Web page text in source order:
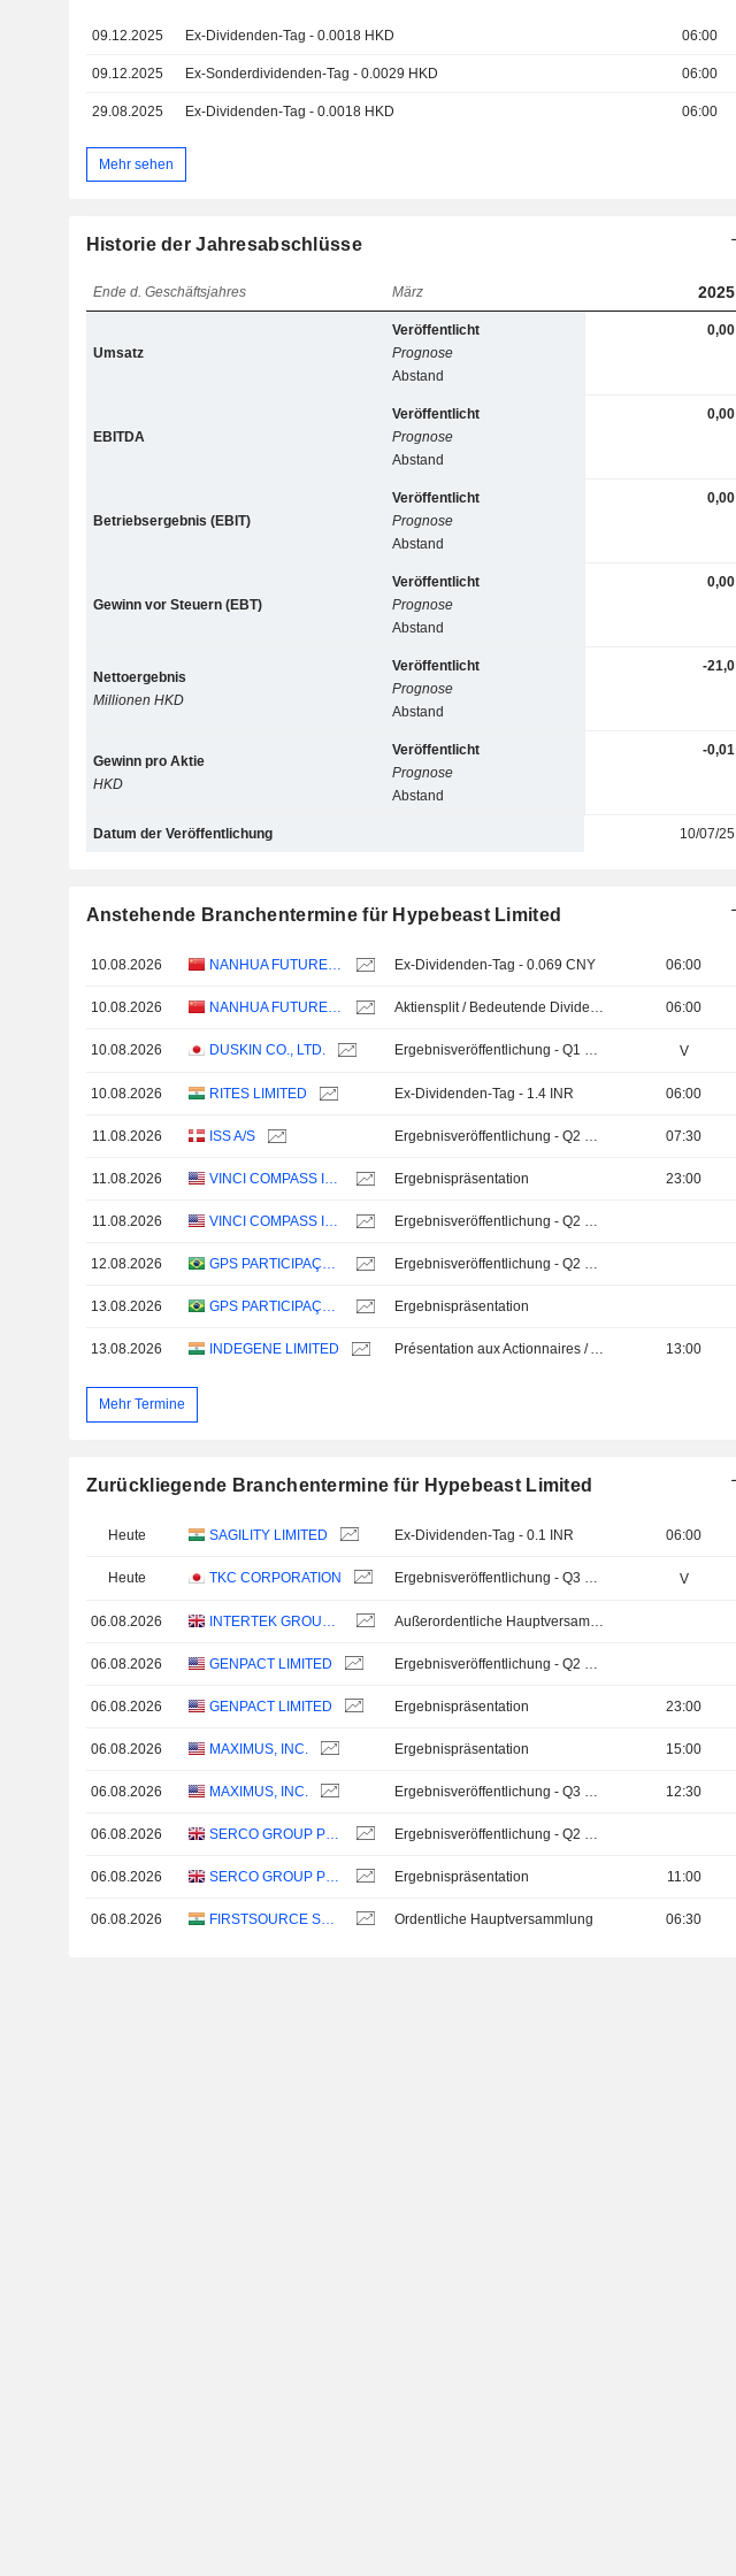
09.12.2025 Ex-Dividenden-Tag - 0.0018 HKD 06:00
09.12.2025 Ex-Sonderdividenden-Tag - 0.0029 HKD 06:00
29.08.2025 Ex-Dividenden-Tag - 0.0018 HKD 06:00
Mehr sehen
Historie der Jahresabschlüsse
Ende d. Geschäftsjahres März 2025
Umsatz
Veröffentlicht
Prognose
Abstand
0,00
EBITDA
Veröffentlicht
Prognose
Abstand
0,00
Betriebsergebnis (EBIT)
Veröffentlicht
Prognose
Abstand
0,00
Gewinn vor Steuern (EBT)
Veröffentlicht
Prognose
Abstand
0,00
Nettoergebnis
Millionen HKD
Veröffentlicht
Prognose
Abstand
-21,0
Gewinn pro Aktie
HKD
Veröffentlicht
Prognose
Abstand
-0,01
Datum der Veröffentlichung 10/07/25
Anstehende Branchentermine für Hypebeast Limited
10.08.2026 NANHUA FUTURES CO., LTD. Ex-Dividenden-Tag - 0.069 CNY 06:00
10.08.2026 NANHUA FUTURES CO., LTD. Aktiensplit / Bedeutende Dividende 06:00
10.08.2026 DUSKIN CO., LTD. Ergebnisveröffentlichung - Q1 2027 V
10.08.2026 RITES LIMITED Ex-Dividenden-Tag - 1.4 INR 06:00
11.08.2026 ISS A/S Ergebnisveröffentlichung - Q2 2026 07:30
11.08.2026 VINCI COMPASS INVESTMENTS LTD. Ergebnispräsentation 23:00
11.08.2026 VINCI COMPASS INVESTMENTS LTD. Ergebnisveröffentlichung - Q2 2026
12.08.2026 GPS PARTICIPAÇÕES E EMPREENDIMENTOS S.A. Ergebnisveröffentlichung - Q2 2026
13.08.2026 GPS PARTICIPAÇÕES E EMPREENDIMENTOS S.A. Ergebnispräsentation
13.08.2026 INDEGENE LIMITED Présentation aux Actionnaires / Analystes 13:00
Mehr Termine
Zurückliegende Branchentermine für Hypebeast Limited
Heute SAGILITY LIMITED Ex-Dividenden-Tag - 0.1 INR 06:00
Heute TKC CORPORATION V
06.08.2026
06.08.2026 GENPACT LIMITED
06.08.2026 GENPACT LIMITED Ergebnispräsentation 23:00
06.08.2026 MAXIMUS, INC. Ergebnispräsentation 15:00
06.08.2026 MAXIMUS, INC. 12:30
06.08.2026
06.08.2026 Ergebnispräsentation 11:00
06.08.2026 Ordentliche Hauptversammlung 06:30